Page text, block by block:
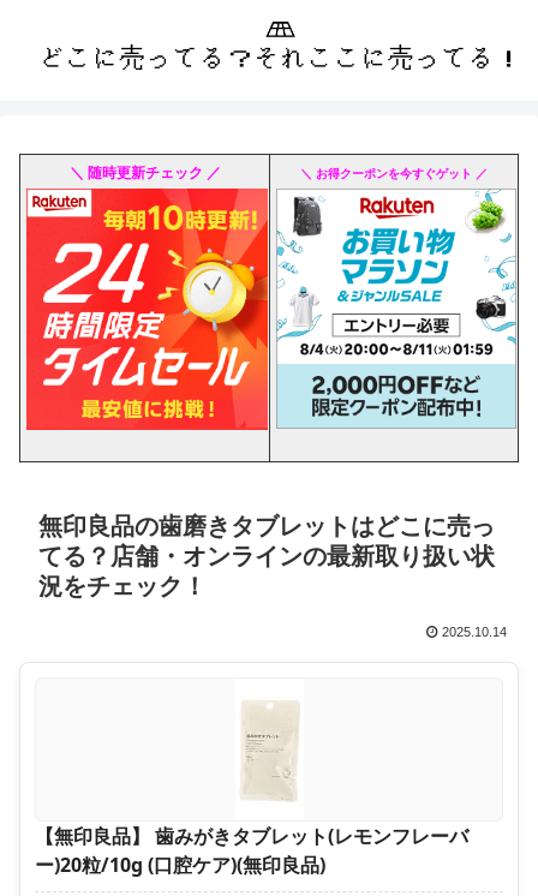
＼ 随時更新チェック ／ ＼ お得クーポンを今すぐゲット ／
無印良品の歯磨きタブレットはどこに売っ
てる？店舗・オンラインの最新取り扱い状
況をチェック！
2025.10.14
【無印良品】 歯みがきタブレット(レモンフレーバ
ー)20粒/10g (口腔ケア)(無印良品)